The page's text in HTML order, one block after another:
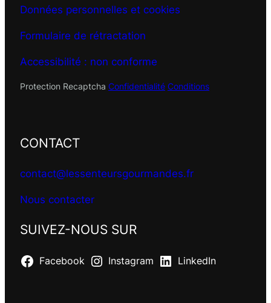
Données personnelles et cookies
Formulaire de rétractation
Accessibilité : non conforme
Protection Recaptcha Confidentialité Conditions
CONTACT
contact@lessenteursgourmandes.fr
Nous contacter
SUIVEZ-NOUS SUR
Facebook Instagram LinkedIn